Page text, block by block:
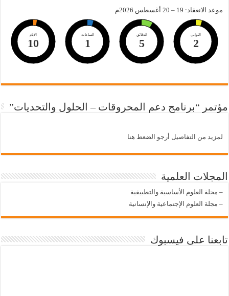
موعد الانعقاد: 19 – 20 أغسطس 2026م
الايام
10
الساعات
1
الدقائق
5
الثواني
2
مؤتمر “برنامج دعم المحروقات – الحلول والتحديات”
لمزيد من التفاصيل أرجو الضعط هنا
المجلات العلمية
– مجلة العلوم الأساسية والتطبيقية
– مجلة العلوم الإجتماعية والإنسانية
تابعنا على فيسبوك